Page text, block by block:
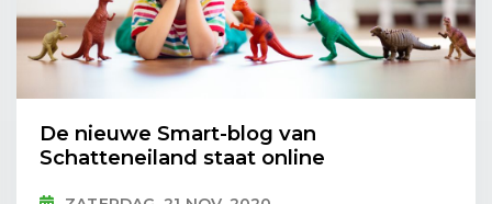
De nieuwe Smart-blog van
Schatteneiland staat online